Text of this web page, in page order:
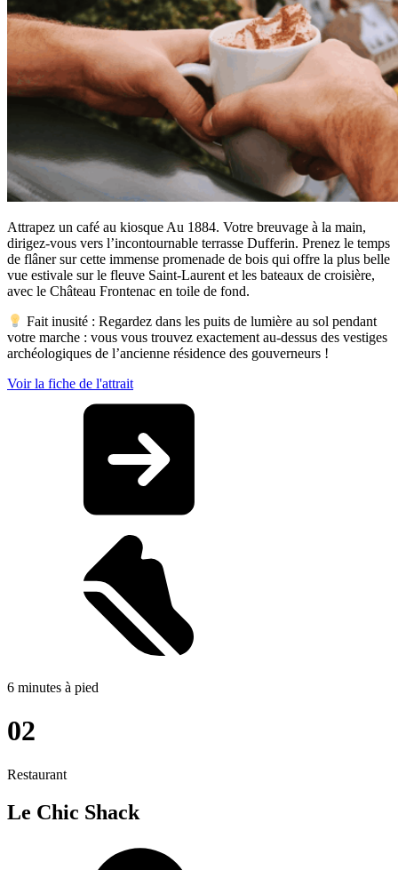
Attrapez un café au kiosque Au 1884. Votre breuvage à la main,
dirigez-vous vers l’incontournable terrasse Dufferin. Prenez le temps
de flâner sur cette immense promenade de bois qui offre la plus belle
vue estivale sur le fleuve Saint-Laurent et les bateaux de croisière,
avec le Château Frontenac en toile de fond.
Fait inusité : Regardez dans les puits de lumière au sol pendant
votre marche : vous vous trouvez exactement au-dessus des vestiges
archéologiques de l’ancienne résidence des gouverneurs !
Voir la fiche de l'attrait
6 minutes à pied
02
Restaurant
Le Chic Shack